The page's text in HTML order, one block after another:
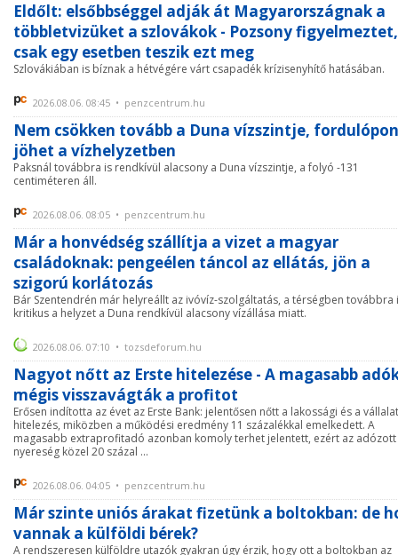
Eldőlt: elsőbbséggel adják át Magyarországnak a
többletvizüket a szlovákok - Pozsony figyelmeztet,
csak egy esetben teszik ezt meg
Szlovákiában is bíznak a hétvégére várt csapadék krízisenyhítő hatásában.
2026.08.06. 08:45 • penzcentrum.hu
Nem csökken tovább a Duna vízszintje,
jöhet a vízhelyzetben
Paksnál továbbra is rendkívül alacsony a Duna vízszintje, a folyó -131
centiméteren áll.
2026.08.06. 08:05 • penzcentrum.hu
Már a honvédség szállítja a vizet a magyar
családoknak: pengeélen táncol az ellátás, jön a
szigorú korlátozás
Bár Szentendrén már helyreállt az ivóvíz-szolgáltatás, a térségben továbbra
kritikus a helyzet a Duna rendkívül alacsony vízállása miatt.
2026.08.06. 07:10 • tozsdeforum.hu
Nagyot nőtt az Erste hitelezése - A magasabb
mégis visszavágták a profitot
Erősen indította az évet az Erste Bank: jelentősen nőtt a lakossági és a
hitelezés, miközben a működési eredmény 11 százalékkal emelkedett. A
magasabb extraprofitadó azonban komoly terhet jelentett, ezért az adózott
nyereség közel 20 százal ...
2026.08.06. 04:05 • penzcentrum.hu
Már szinte uniós árakat fizetünk a boltokban: de
vannak a külföldi bérek?
A rendszeresen külföldre utazók gyakran úgy érzik, hogy ott a boltokban az